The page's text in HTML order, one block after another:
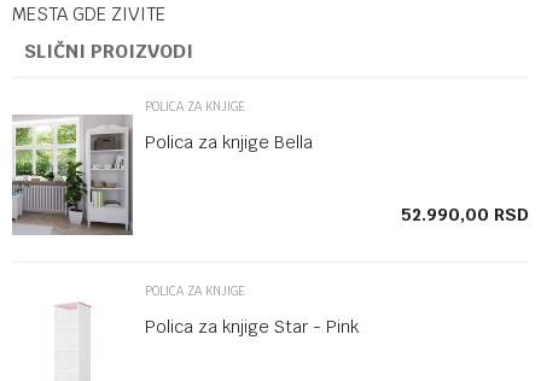
MESTA GDE ZIVITE
SLIČNI PROIZVODI
POLICA ZA KNJIGE
Polica za knjige Bella
52.990,00 RSD
POLICA ZA KNJIGE
Polica za knjige Star - Pink